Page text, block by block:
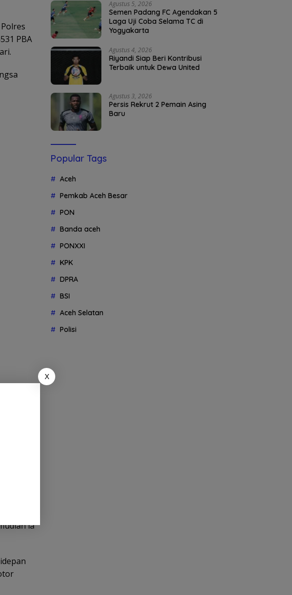
PBA
(23)
di
ia
Agustus 5, 2026
Semen Padang FC Agendakan 5
Laga Uji Coba Selama TC di
Yogyakarta
Agustus 4, 2026
Riyandi Siap Beri Kontribusi
Terbaik untuk Dewa United
Agustus 3, 2026
Persis Rekrut 2 Pemain Asing
Baru
Popular Tags
Aceh
Pemkab Aceh Besar
PON
Banda aceh
PONXXI
KPK
DPRA
BSI
Aceh Selatan
Polisi
X